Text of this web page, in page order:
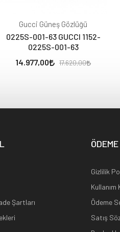
Gucci Güneş Gözlüğü
0225S-001-63 GUCCI 1152-
0225S-001-63
14.977,00
17.620,00
Şartları
ÖDEME
Gizlilik
Kullanım
Ödeme
Satış